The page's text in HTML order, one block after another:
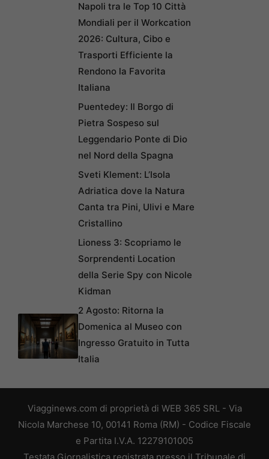
Napoli tra le Top 10 Città
Mondiali per il Workcation
2026: Cultura, Cibo e
Trasporti Efficiente la
Rendono la Favorita
Italiana
Puentedey: Il Borgo di
Pietra Sospeso sul
Leggendario Ponte di Dio
nel Nord della Spagna
Sveti Klement: L’Isola
Adriatica dove la Natura
Canta tra Pini, Ulivi e Mare
Cristallino
Lioness 3: Scopriamo le
Sorprendenti Location
della Serie Spy con Nicole
Kidman
2 Agosto: Ritorna la
Domenica al Museo con
Ingresso Gratuito in Tutta
Italia
Viagginews.com di proprietà di WEB 365 SRL - Via
Nicola Marchese 10, 00141 Roma (RM) - Codice Fiscale
e Partita I.V.A. 12279101005